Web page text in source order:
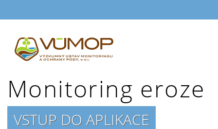
Monitoring eroze
VSTUP DO APLIKACE